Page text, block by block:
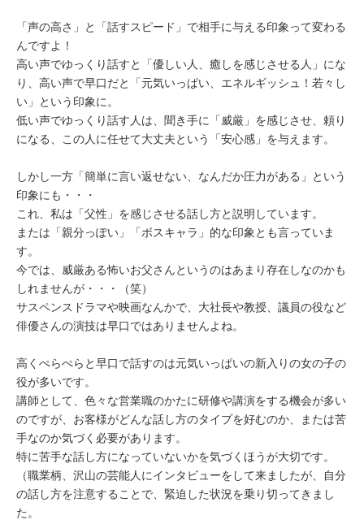
「声の高さ」と「話すスピード」で相手に与える印象って変わる
んですよ！
高い声でゆっくり話すと「優しい人、癒しを感じさせる人」にな
り、高い声で早口だと「元気いっぱい、エネルギッシュ！若々し
い」という印象に。
低い声でゆっくり話す人は、聞き手に「威厳」を感じさせ、頼り
になる、この人に任せて大丈夫という「安心感」を与えます。
しかし一方「簡単に言い返せない、なんだか圧力がある」という
印象にも・・・
これ、私は「父性」を感じさせる話し方と説明しています。
または「親分っぽい」「ボスキャラ」的な印象とも言っていま
す。
今では、威厳ある怖いお父さんというのはあまり存在しなのかも
しれませんが・・・（笑）
サスペンスドラマや映画なんかで、大社長や教授、議員の役など
俳優さんの演技は早口ではありませんよね。
高くぺらぺらと早口で話すのは元気いっぱいの新入りの女の子の
役が多いです。
講師として、色々な営業職のかたに研修や講演をする機会が多い
のですが、お客様がどんな話し方のタイプを好むのか、または苦
手なのか気づく必要があります。
特に苦手な話し方になっていないかを気づくほうが大切です。
（職業柄、沢山の芸能人にインタビューをして来ましたが、自分
の話し方を注意することで、緊迫した状況を乗り切ってきまし
た。